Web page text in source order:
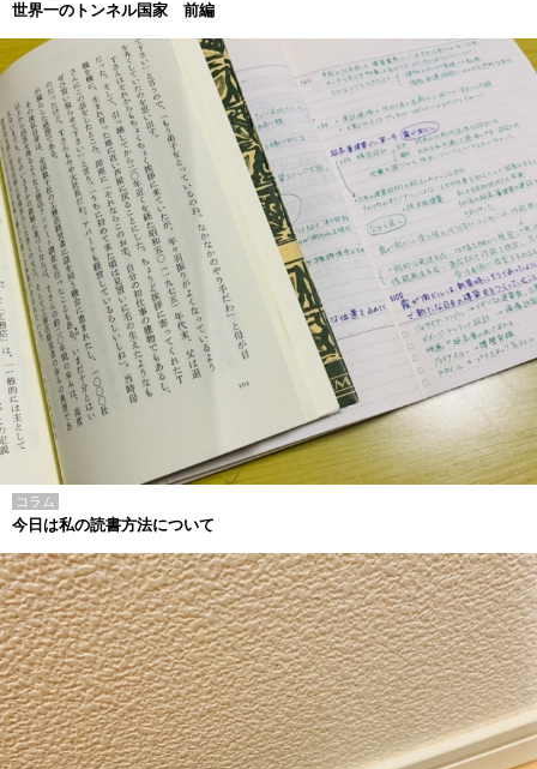
世界一のトンネル国家 前編
コラム
今日は私の読書方法について